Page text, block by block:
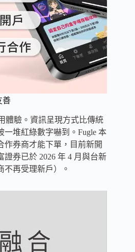
善
體驗。資訊呈現方式比傳統
堆紅綠數字嚇到。Fugle 本
作券商才能下單，目前新開
券已於 2026 年 4 月與台新
不再受理新戶）。